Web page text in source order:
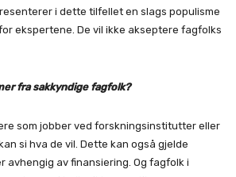
i dette tilfellet en slags populisme
ekspertene. De vil ikke akseptere fagfolks
fra sakkyndige fagfolk?
som jobber ved forskningsinstitutter eller
si hva de vil. Dette kan også gjelde
avhengig av finansiering. Og fagfolk i